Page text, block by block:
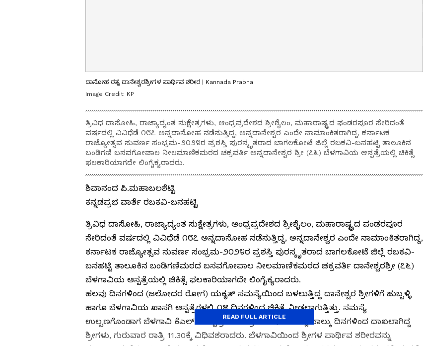
ದಾಸೋಹ ರತ್ನ ದಾನೇಶ್ವರಶ್ರೀಗಳ ಪಾರ್ಥಿವ ಶರೀರ | Kannada Prabha
Image Credit: KP
ತ್ರಿವಿಧ ದಾಸೋಹಿ, ರಾಜ್ಯಾದ್ಯಂತ ಸುಕ್ಷೇತ್ರಗಳು, ಆಂಧ್ರಪ್ರದೇಶದ ಶ್ರೀಶೈಲಂ, ಮಹಾರಾಷ್ಟ್ರದ ಫಂಡರಪೂರ ಸೇರಿದಂತೆ
ವರ್ಷದಲ್ಲಿ ವಿವಿಧೆಡೆ ೧೮೭ ಅನ್ನದಾಸೋಹ ನಡೆಸುತ್ತಿದ್ದ, ಅನ್ನದಾನೇಶ್ವರ ಎಂದೇ ನಾಮಾಂಕಿತರಾಗಿದ್ದ, ಕರ್ನಾಟಕ
ರಾಜ್ಯೋತ್ಸವ ಸುವರ್ಣ ಸಂಭ್ರಮ-೨೦೨೪ರ ಪ್ರಶಸ್ತಿ ಪುರಸ್ಕೃತರಾದ ಬಾಗಲಕೋಟೆ ಜಿಲ್ಲೆ ರಬಕವಿ-ಬನಹಟ್ಟಿ ತಾಲೂಕಿನ
ಬಂಡಿಗಣಿ ಬಸವಗೋಪಾಲ ನೀಲಮಾಣಿಕಮಠದ ಚಕ್ರವರ್ತಿ ಅನ್ನದಾನೇಶ್ವರ ಶ್ರೀ (೭೬) ಬೆಳಗಾವಿಯ ಆಸ್ಪತ್ರೆಯಲ್ಲಿ ಚಿಕಿತ್ಸೆ
ಫಲಕಾರಿಯಾಗದೇ ಲಿಂಗೈಕ್ಯರಾದರು.
ಶಿವಾನಂದ ಪಿ.ಮಹಾಬಲಶೆಟ್ಟಿ
ಕನ್ನಡಪ್ರಭ ವಾರ್ತೆ ರಬಕವಿ-ಬನಹಟ್ಟಿ
ತ್ರಿವಿಧ ದಾಸೋಹಿ, ರಾಜ್ಯಾದ್ಯಂತ ಸುಕ್ಷೇತ್ರಗಳು, ಆಂಧ್ರಪ್ರದೇಶದ ಶ್ರೀಶೈಲಂ, ಮಹಾರಾಷ್ಟ್ರದ ಪಂಡರಪೂರ
ಸೇರಿದಂತೆ ವರ್ಷದಲ್ಲಿ ವಿವಿಧೆಡೆ ೧೮೭ ಅನ್ನದಾಸೋಹ ನಡೆಸುತ್ತಿದ್ದ, ಅನ್ನದಾನೇಶ್ವರ ಎಂದೇ ನಾಮಾಂಕಿತರಾಗಿದ್ದ,
ಕರ್ನಾಟಕ ರಾಜ್ಯೋತ್ಸವ ಸುವರ್ಣ ಸಂಭ್ರಮ-೨೦೨೪ರ ಪ್ರಶಸ್ತಿ ಪುರಸ್ಕೃತರಾದ ಬಾಗಲಕೋಟೆ ಜಿಲ್ಲೆ ರಬಕವಿ-
ಬನಹಟ್ಟಿ ತಾಲೂಕಿನ ಬಂಡಿಗಣಿಮಠದ ಬಸವಗೋಪಾಲ ನೀಲಮಾಣಿಕಮಠದ ಚಕ್ರವರ್ತಿ ದಾನೇಶ್ವರಶ್ರೀ (೭೬)
ಬೆಳಗಾವಿಯ ಆಸ್ಪತ್ರೆಯಲ್ಲಿ ಚಿಕಿತ್ಸೆ ಫಲಕಾರಿಯಾಗದೇ ಲಿಂಗೈಕ್ಯರಾದರು.
ಹಲವು ದಿನಗಳಿಂದ (ಜಲೋದರ ರೋಗ) ಯಕೃತ್‌ ಸಮಸ್ಯೆಯಿಂದ ಬಳಲುತ್ತಿದ್ದ ದಾನೇಶ್ವರ ಶ್ರೀಗಳಿಗೆ ಹುಬ್ಬಳ್ಳಿ
ಹಾಗೂ ಬೆಳಗಾವಿಯ ಖಾಸಗಿ ಆಸ್ಪತ್ರೆಗಳಲ್ಲಿ ೧೫ ದಿನಗಳಿಂದ ಚಿಕಿತ್ಸೆ ನೀಡಲಾಗುತ್ತಿತ್ತು. ಸಮಸ್ಯೆ
ಉಲ್ಬಣಗೊಂಡಾಗ ಬೆಳಗಾವಿ ಕೆಎಲ್‌ಇ ಆಸ್ಪತ್ರೆಯ ತೀವ್ರ ನಿಗಾ ಘಟಕದಲ್ಲಿ ನಾಲ್ಕು ದಿನಗಳಿಂದ ದಾಖಲಾಗಿದ್ದ
ಶ್ರೀಗಳು, ಗುರುವಾರ ರಾತ್ರಿ 11.30ಕ್ಕೆ ವಿಧಿವಶರಾದರು. ಬೆಳಗಾವಿಯಿಂದ ಶ್ರೀಗಳ ಪಾರ್ಥಿವ ಶರೀರವನ್ನು
READ FULL ARTICLE